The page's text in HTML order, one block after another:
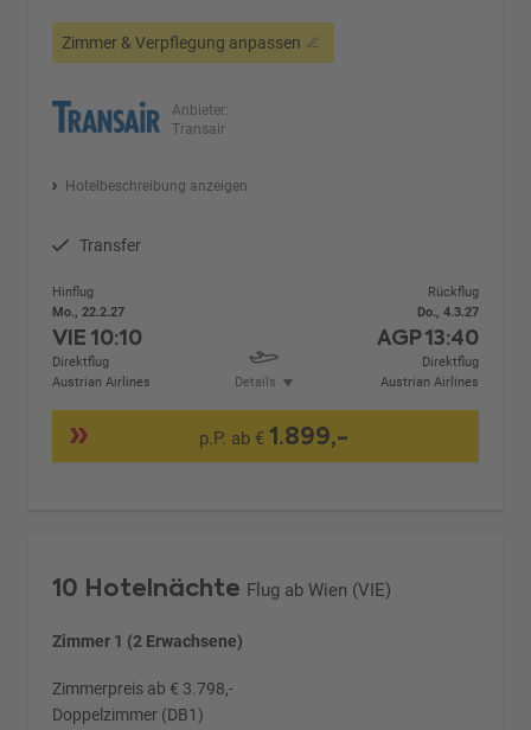
Zimmer & Verpflegung anpassen
Anbieter:
Transair
Hotelbeschreibung anzeigen
Transfer
Hinflug
Mo., 22.2.27
VIE10:10
Direktflug
Austrian Airlines
Details
Rückflug
Do., 4.3.27
AGP13:40
Direktflug
Austrian Airlines
p.P. ab €1.899,-
10 Hotelnächte Flug ab Wien (VIE)
Zimmer 1 (2 Erwachsene)
Zimmerpreis ab € 3.798,-
Doppelzimmer (DB1)